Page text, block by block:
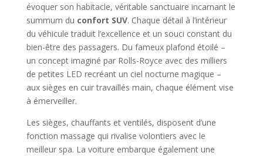
évoquer son habitacle, véritable sanctuaire incarnant le
summum du confort SUV. Chaque détail à l’intérieur
du véhicule traduit l’excellence et un souci constant du
bien-être des passagers. Du fameux plafond étoilé –
un concept imaginé par Rolls-Royce avec des milliers
de petites LED recréant un ciel nocturne magique –
aux sièges en cuir travaillés main, chaque élément vise
à émerveiller.
Les sièges, chauffants et ventilés, disposent d’une
fonction massage qui rivalise volontiers avec le
meilleur spa. La voiture embarque également une